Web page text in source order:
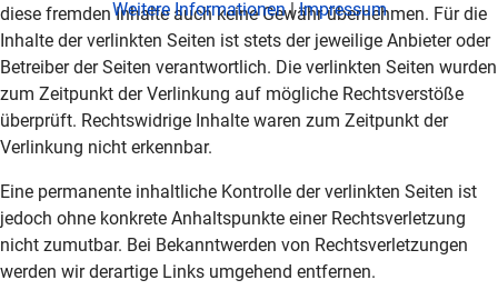
diese fremden Inhalte auch keine Gewähr übernehmen. Für die
Inhalte der verlinkten Seiten ist stets der jeweilige Anbieter oder
Betreiber der Seiten verantwortlich. Die verlinkten Seiten wurden
zum Zeitpunkt der Verlinkung auf mögliche Rechtsverstöße
überprüft. Rechtswidrige Inhalte waren zum Zeitpunkt der
Verlinkung nicht erkennbar.
Eine permanente inhaltliche Kontrolle der verlinkten Seiten ist
jedoch ohne konkrete Anhaltspunkte einer Rechtsverletzung
nicht zumutbar. Bei Bekanntwerden von Rechtsverletzungen
werden wir derartige Links umgehend entfernen.
Weitere Informationen|Impressum